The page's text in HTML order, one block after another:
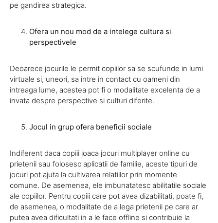
pe gandirea strategica.
Ofera un nou mod de a intelege cultura si
perspectivele
Deoarece jocurile le permit copiilor sa se scufunde in lumi
virtuale si, uneori, sa intre in contact cu oameni din
intreaga lume, acestea pot fi o modalitate excelenta de a
invata despre perspective si culturi diferite.
Jocul in grup ofera beneficii sociale
Indiferent daca copiii joaca jocuri multiplayer online cu
prietenii sau folosesc aplicatii de familie, aceste tipuri de
jocuri pot ajuta la cultivarea relatiilor prin momente
comune. De asemenea, ele imbunatatesc abilitatile sociale
ale copiilor. Pentru copiii care pot avea dizabilitati, poate fi,
de asemenea, o modalitate de a lega prietenii pe care ar
putea avea dificultati in a le face offline si contribuie la